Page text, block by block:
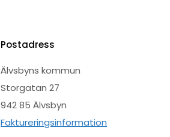
Postadress
Älvsbyns kommun
Storgatan 27
942 85 Älvsbyn
Faktureringsinformation